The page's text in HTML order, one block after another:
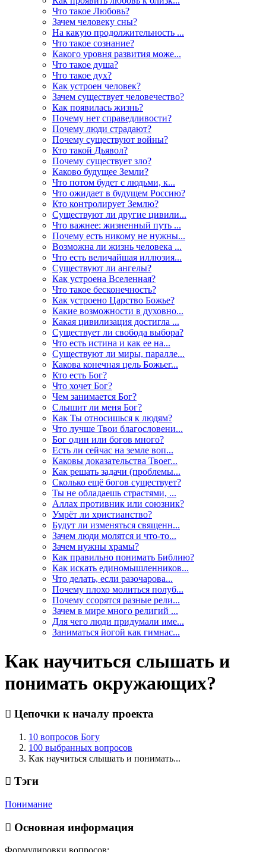
Что такое Любовь?
Зачем человеку сны?
На какую продолжительность ...
Что такое сознание?
Какого уровня развития може...
Что такое душа?
Что такое дух?
Как устроен человек?
Зачем существует человечество?
Как появилась жизнь?
Почему нет справедливости?
Почему люди страдают?
Почему существуют войны?
Кто такой Дьявол?
Почему существует зло?
Каково будущее Земли?
Что потом будет с людьми, к...
Что ожидает в будущем Россию?
Кто контролирует Землю?
Существуют ли другие цивили...
Что важнее: жизненный путь ...
Почему есть никому не нужны...
Возможна ли жизнь человека ...
Что есть величайшая иллюзия...
Существуют ли ангелы?
Как устроена Вселенная?
Что такое бесконечность?
Как устроено Царство Божье?
Какие возможности в духовно...
Какая цивилизация достигла ...
Существует ли свобода выбора?
Что есть истина и как ее на...
Существуют ли миры, паралле...
Какова конечная цель Божьег...
Кто есть Бог?
Что хочет Бог?
Чем занимается Бог?
Слышит ли меня Бог?
Как Ты относишься к людям?
Что лучше Твои благословени...
Бог один или богов много?
Есть ли сейчас на земле воп...
Каковы доказательства Твоег...
Как решать задачи (проблемы...
Сколько ещё богов существует?
Ты не обладаешь страстями, ...
Аллах противник или союзник?
Умрёт ли христианство?
Будут ли изменяться священн...
Зачем люди молятся и что-то...
Зачем нужны храмы?
Как правильно понимать Библию?
Как искать единомышленников...
Что делать, если разочарова...
Почему плохо молиться полуб...
Почему ссорятся разные рели...
Зачем в мире много религий ...
Для чего люди придумали име...
Заниматься йогой как гимнас...
Как научиться слышать и
понимать окружающих?
Цепочки к началу проекта
10 вопросов Богу
100 выбранных вопросов
Как научиться слышать и понимать...
Тэги
Понимание
Основная информация